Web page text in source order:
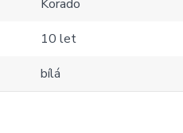
Korado
10 let
bílá